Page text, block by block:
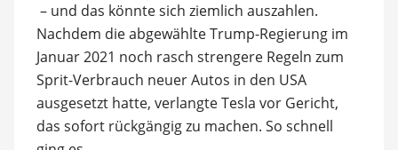
­ – und das könnte sich ziemlich auszahlen.
Nachdem die abgewählte Trump-Regierung im
Januar 2021 noch rasch strengere Regeln zum
Sprit-Verbrauch neuer Autos in den USA
ausgesetzt hatte, verlangte Tesla vor Gericht,
das sofort rückgängig zu machen. So schnell